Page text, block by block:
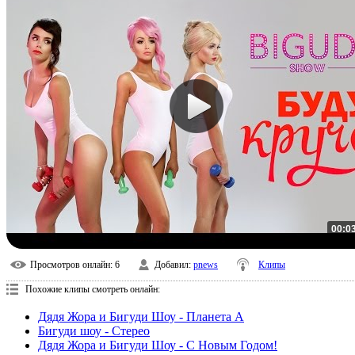
Просмотров онлайн: 6 Добавил: pnews Клипы
Похожие клипы смотреть онлайн:
Дядя Жора и Бигуди Шоу - Планета А
Бигуди шоу - Стерео
Дядя Жора и Бигуди Шоу - С Новым Годом!